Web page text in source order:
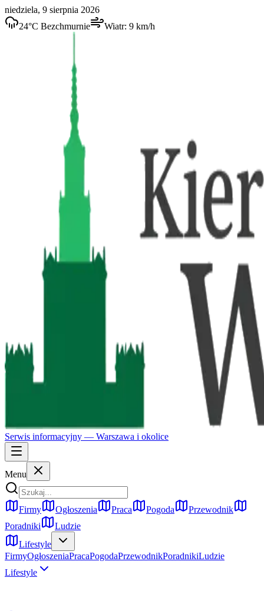
niedziela, 9 sierpnia 2026
24°C Bezchmurnie Wiatr: 9 km/h
Serwis informacyjny — Warszawa i okolice
Menu
Firmy Ogłoszenia Praca Pogoda
Przewodnik
Poradniki
Ludzie
Lifestyle
FirmyOgłoszeniaPracaPogodaPrzewodnikPoradnikiLudzie
Lifestyle